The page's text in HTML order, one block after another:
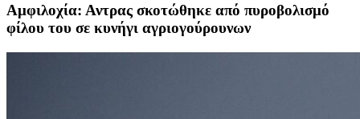
Αμφιλοχία: Αντρας σκοτώθηκε από πυροβολισμό
φίλου του σε κυνήγι αγριογούρουνων